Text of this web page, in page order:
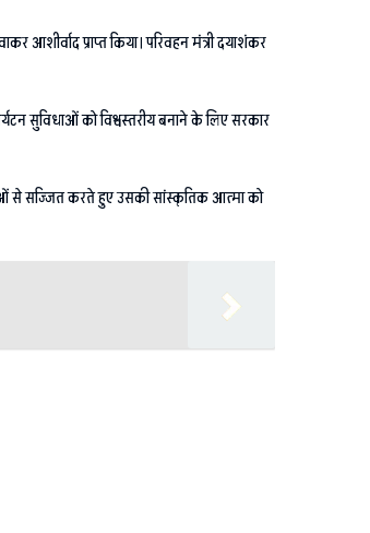
आशीर्वाद प्राप्त किया। परिवहन मंत्री दयाशंकर
सुविधाओं को विश्वस्तरीय बनाने के लिए सरकार
से सज्जित करते हुए उसकी सांस्कृतिक आत्मा को